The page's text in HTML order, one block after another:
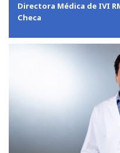
Directora Médica de IVI
Checa